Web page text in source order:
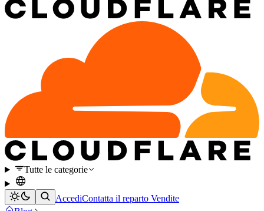
Tutte le categorie
AccediContatta il reparto Vendite